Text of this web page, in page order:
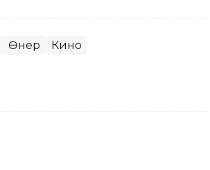
Өнер Кино